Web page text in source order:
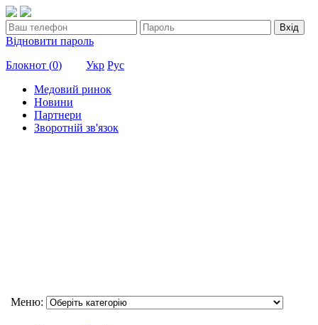
Вхід
Відновити пароль
Блокнот (0) Укр Рус
Медовий ринок
Новини
Партнери
Зворотній зв'язок
Меню: